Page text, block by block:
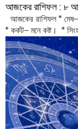
আজকের রাশিফল :‌ ‌‌৮
আজকের রাশিফল *
* কর্কট– মনে কষ্ট। *